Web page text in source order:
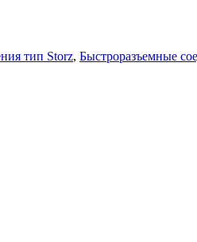
тип Storz, Быстроразъемные